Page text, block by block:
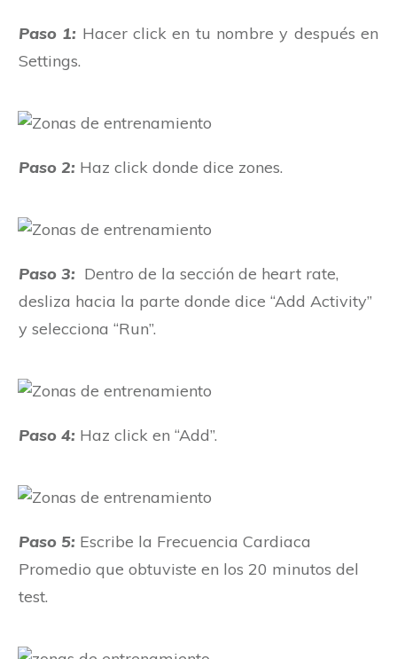
Paso 1: Hacer click en tu nombre y después en
Settings.
Paso 2: Haz click donde dice zones.
Paso 3: Dentro de la sección de heart rate,
desliza hacia la parte donde dice “Add Activity”
y selecciona “Run”.
Paso 4: Haz click en “Add”.
Paso 5: Escribe la Frecuencia Cardiaca
Promedio que obtuviste en los 20 minutos del
test.